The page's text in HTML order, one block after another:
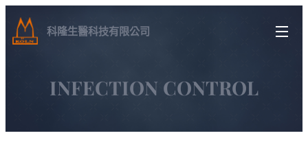
科隆生醫科技有限公司
INFECTION CONTROL